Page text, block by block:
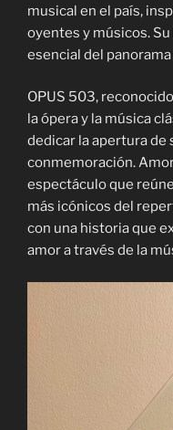
musical en el país,
oyentes y músicos.
esencial del
OPUS 503,
la ópera y la música
dedicar la apertura de
conmemoración.
espectáculo que
más icónicos del
con una historia que
amor a través de la